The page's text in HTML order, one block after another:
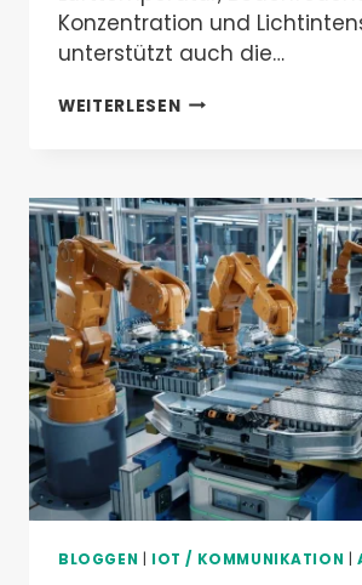
Konzentration und
unterstützt auch die…
WEITERLESENWIE
VIA
PLC
UND
VALTORIS
LORA-
GATEWAY
SAMMELT
—
EINE
SCHRITT-
FÜR-
SCHRITT-
ANLEITUNG
BLOGGEN IOT / KOMMUNIKATION |